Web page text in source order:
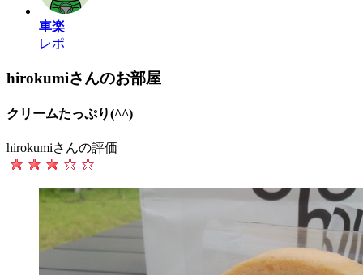
車楽
レポ
hirokumiさんのお部屋
クリームたっぷり(^^)
hirokumiさんの評価